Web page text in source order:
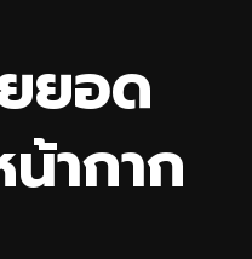
ยอด
ากาก